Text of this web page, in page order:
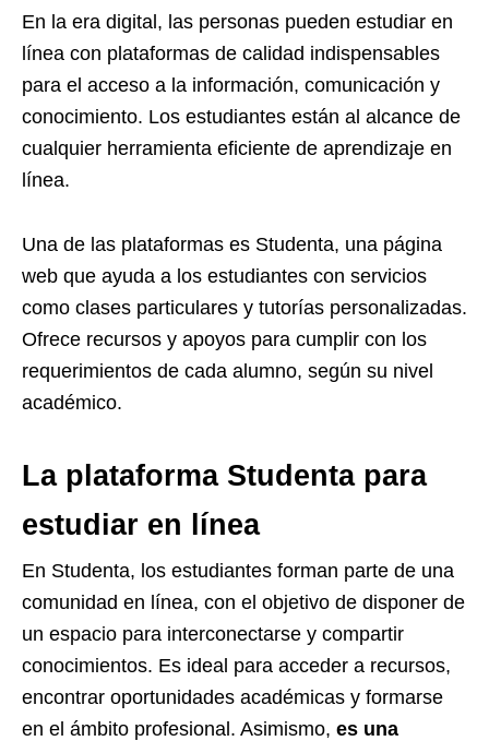
En la era digital, las personas pueden estudiar en
línea con plataformas de calidad indispensables
para el acceso a la información, comunicación y
conocimiento. Los estudiantes están al alcance de
cualquier herramienta eficiente de aprendizaje en
línea.
Una de las plataformas es Studenta, una página
web que ayuda a los estudiantes con servicios
como clases particulares y tutorías personalizadas.
Ofrece recursos y apoyos para cumplir con los
requerimientos de cada alumno, según su nivel
académico.
La plataforma Studenta para
estudiar en línea
En Studenta, los estudiantes forman parte de una
comunidad en línea, con el objetivo de disponer de
un espacio para interconectarse y compartir
conocimientos. Es ideal para acceder a recursos,
encontrar oportunidades académicas y formarse
en el ámbito profesional. Asimismo, es una